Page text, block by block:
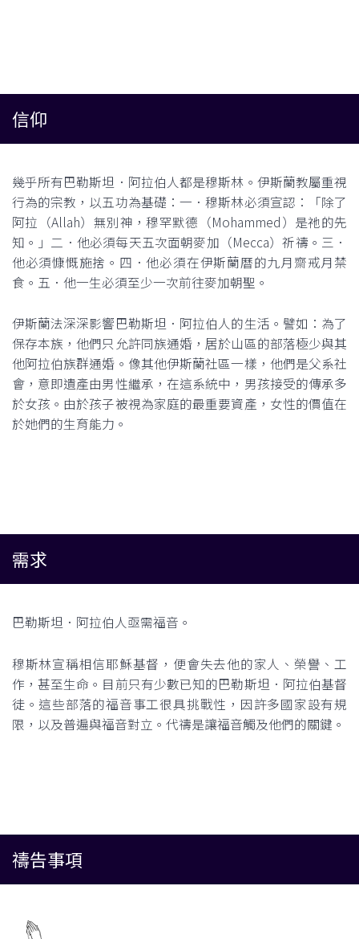
信仰
幾乎所有巴勒斯坦．阿拉伯人都是穆斯林。伊斯蘭教屬重視
行為的宗教，以五功為基礎：一．穆斯林必須宣認：「除了
阿拉（Allah）無別神，穆罕默德（Mohammed）是祂的先
知。」二．他必須每天五次面朝麥加（Mecca）祈禱。三．
他必須慷慨施捨。四．他必須在伊斯蘭曆的九月齋戒月禁
食。五．他一生必須至少一次前往麥加朝聖。
伊斯蘭法深深影響巴勒斯坦．阿拉伯人的生活。譬如：為了
保存本族，他們只允許同族通婚，居於山區的部落極少與其
他阿拉伯族群通婚。像其他伊斯蘭社區一樣，他們是父系社
會，意即遺產由男性繼承，在這系統中，男孩接受的傳承多
於女孩。由於孩子被視為家庭的最重要資產，女性的價值在
於她們的生育能力。
需求
巴勒斯坦．阿拉伯人亟需福音。
穆斯林宣稱相信耶穌基督，便會失去他的家人、榮譽、工
作，甚至生命。目前只有少數已知的巴勒斯坦．阿拉伯基督
徒。這些部落的福音事工很具挑戰性，因許多國家設有規
限，以及普遍與福音對立。代禱是讓福音觸及他們的關鍵。
禱告事項